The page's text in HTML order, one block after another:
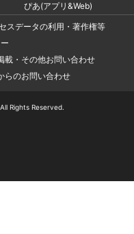
ぴあ(アプリ&Web)
スデータの利用・著作権等
載・その他お問い合わせ
らのお問い合わせ
Rights Reserved.